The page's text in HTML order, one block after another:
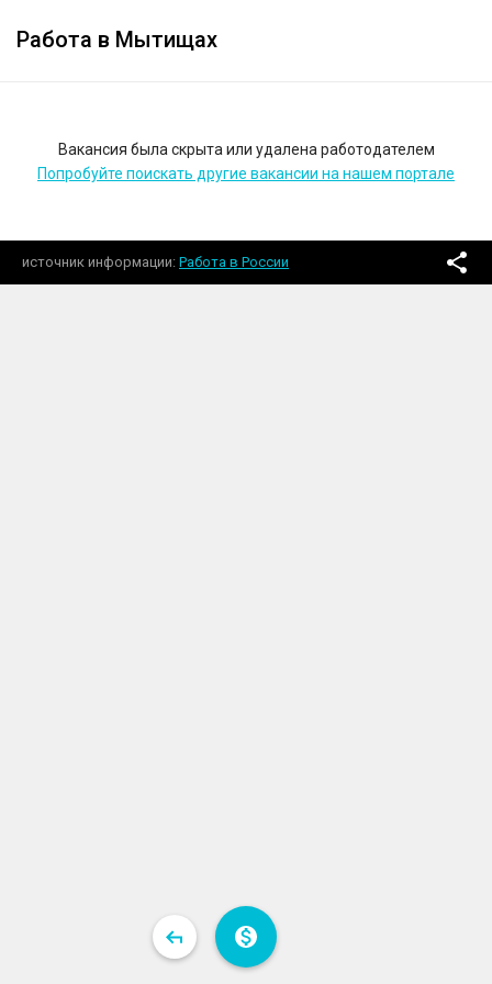
Работа в Мытищах
Вакансия была скрыта или удалена работодателем
Попробуйте поискать другие вакансии на нашем портале
источник информации Работа в России